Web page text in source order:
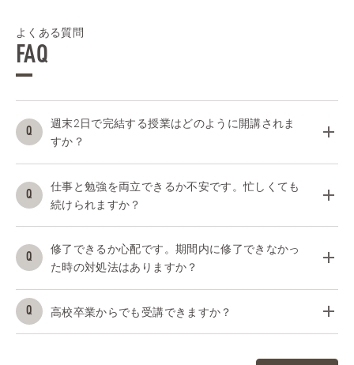
よくある質問
FAQ
週末2日で完結する授業はどのように開講されま
すか？
仕事と勉強を両立できるか不安です。忙しくても
続けられますか？
修了できるか心配です。期間内に修了できなかっ
た時の対処法はありますか？
高校卒業からでも受講できますか？